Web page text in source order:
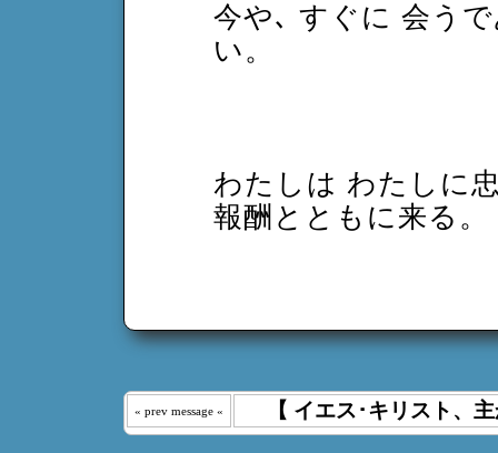
今や､ すぐに 会う
い。
わたしは わたしに
報酬とともに来る
« prev message « 【 イエス･キリスト、